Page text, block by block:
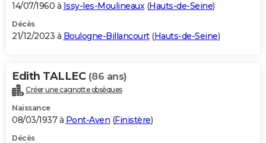
14/07/1960 à Issy-les-Moulineaux(Hauts-de-Seine)
Décès
21/12/2023 à Boulogne-Billancourt(Hauts-de-Seine)
Edith TALLEC (86 ans)
Créer une cagnotte obsèques
Naissance
08/03/1937 à Pont-Aven (Finistère)
Décès